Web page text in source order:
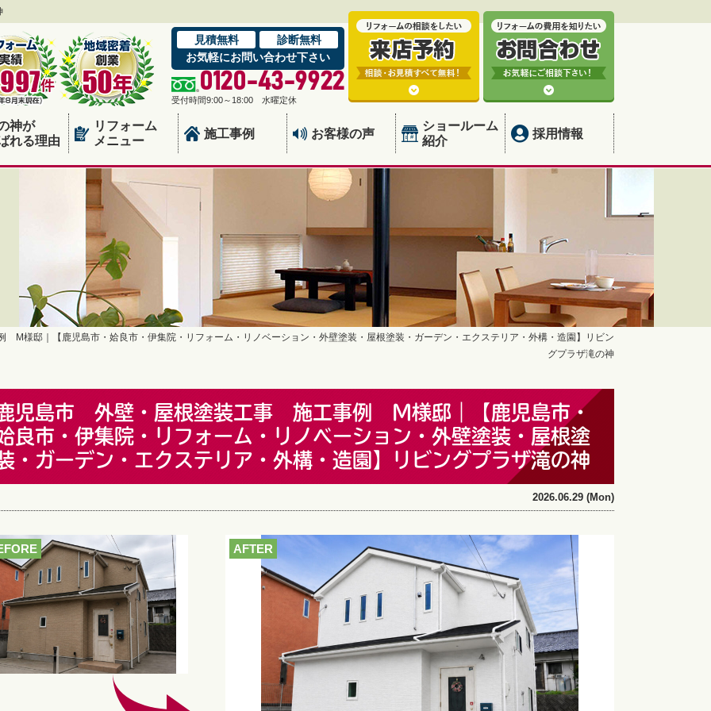
見積無料
診断無料
お気軽にお問い合わせ下さい
0120-43-9922
受付時間9:00～18:00 水曜定休
神が
れる理由
リフォーム
メニュー
施工事例 お客様の声
ショールーム
紹介
採用情報
様邸｜【鹿児島市・姶良市・伊集院・リフォーム・リノベーション・外壁塗装・屋根塗装・ガーデン・エクステリア・外構・造園】リビン
グプラザ滝の神
児島市 外壁・屋根塗装工事 施工事例 M様邸｜【鹿児島市・
良市・伊集院・リフォーム・リノベーション・外壁塗装・屋根塗
・ガーデン・エクステリア・外構・造園】リビングプラザ滝の神
2026.06.29 (Mon)
AFTER